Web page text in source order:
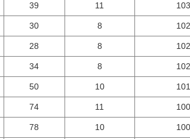
39 11
30 8
28 8
34 8
50 10
74 11
78 10